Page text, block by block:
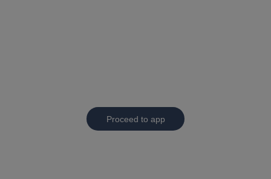
Proceed to app